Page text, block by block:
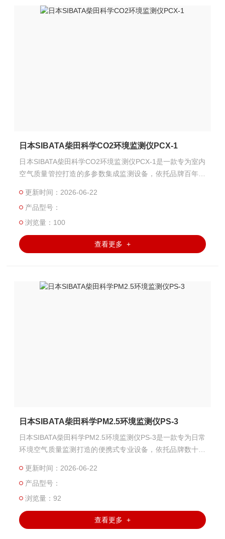
日本SIBATA柴田科学CO2环境监测仪PCX-1
日本SIBATA柴田科学CO2环境监测仪PCX-1是一款专为室内
空气质量管控打造的多参数集成监测设备，依托品牌百年精
度四大核心指标，为空间通风优化、人员密度管控提供精准
可靠的数据支撑。
更新时间：2026-06-22
产品型号：
浏览量：100
查看更多 +
日本SIBATA柴田科学PM2.5环境监测仪PS-3
日本SIBATA柴田科学PM2.5环境监测仪PS-3是一款专为日常
环境空气质量监测打造的便携式专业设备，依托品牌数十年
据参考。
更新时间：2026-06-22
产品型号：
浏览量：92
查看更多 +